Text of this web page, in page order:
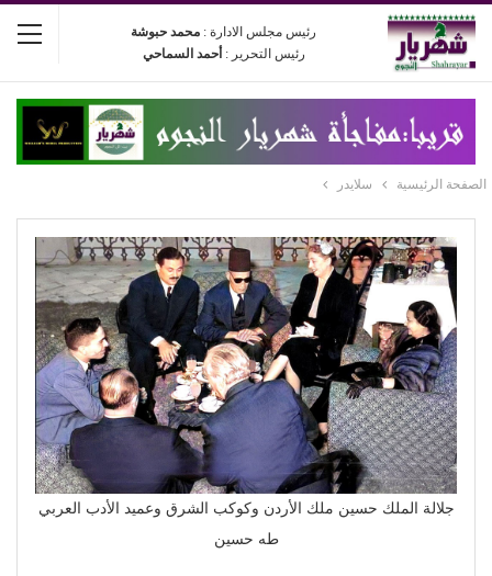
رئيس مجلس الادارة : محمد حبوشة
رئيس التحرير : أحمد السماحي
الصفحة الرئيسية سلايدر
جلالة الملك حسين ملك الأردن وكوكب الشرق وعميد الأدب العربي
طه حسين